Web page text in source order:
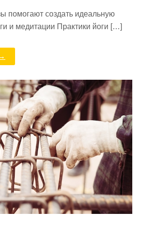
помогают создать идеальную
и медитации Практики йоги […]